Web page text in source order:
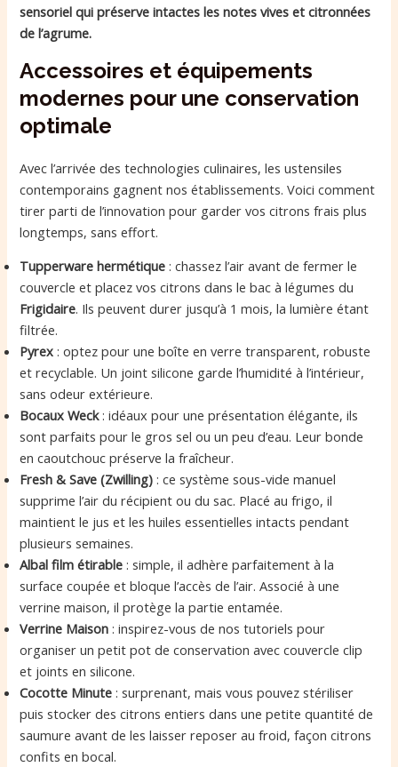
sensoriel qui préserve intactes les notes vives et citronnées
de l’agrume.
Accessoires et équipements
modernes pour une conservation
optimale
Avec l’arrivée des technologies culinaires, les ustensiles
contemporains gagnent nos établissements. Voici comment
tirer parti de l’innovation pour garder vos citrons frais plus
longtemps, sans effort.
Tupperware hermétique : chassez l’air avant de fermer le
couvercle et placez vos citrons dans le bac à légumes du
Frigidaire. Ils peuvent durer jusqu’à 1 mois, la lumière étant
filtrée.
Pyrex : optez pour une boîte en verre transparent, robuste
et recyclable. Un joint silicone garde l’humidité à l’intérieur,
sans odeur extérieure.
Bocaux Weck: idéaux pour une présentation élégante, ils
sont parfaits pour le gros sel ou un peu d’eau. Leur bonde
en caoutchouc préserve la fraîcheur.
Fresh & Save (Zwilling) : ce système sous-vide manuel
supprime l’air du récipient ou du sac. Placé au frigo, il
maintient le jus et les huiles essentielles intacts pendant
plusieurs semaines.
Albal film étirable : simple, il adhère parfaitement à la
surface coupée et bloque l’accès de l’air. Associé à une
verrine maison, il protège la partie entamée.
Verrine Maison : inspirez-vous de nos tutoriels pour
organiser un petit pot de conservation avec couvercle clip
et joints en silicone.
Cocotte Minute : surprenant, mais vous pouvez stériliser
puis stocker des citrons entiers dans une petite quantité de
saumure avant de les laisser reposer au froid, façon citrons
confits en bocal.